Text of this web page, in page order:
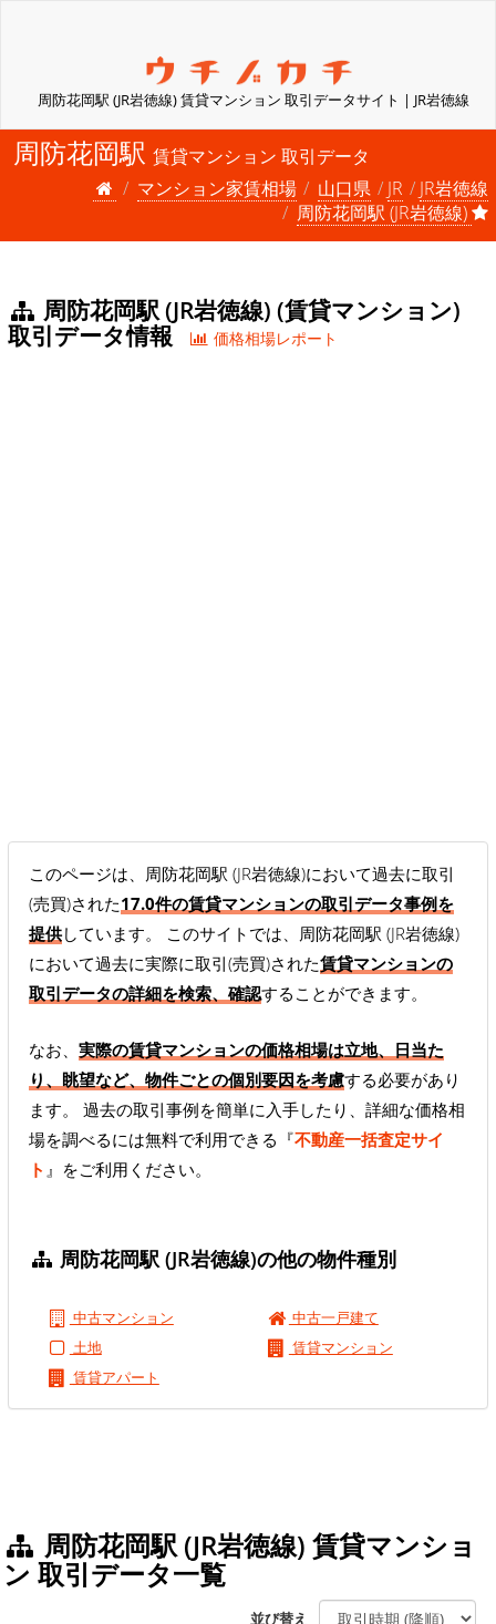
周防花岡駅 (JR岩徳線) 賃貸マンション 取引データサイト | JR岩徳線
周防花岡駅 賃貸マンション 取引データ
マンション家賃相場
山口県 JR
JR岩徳線
周防花岡駅 (JR岩徳線)
周防花岡駅 (JR岩徳線) (賃貸マンション)
取引データ情報
価格相場レポート
このページは、周防花岡駅 (JR岩徳線)において過去に取引
(売買)された17.0件の賃貸マンションの取引データ事例を
提供しています。 このサイトでは、周防花岡駅 (JR岩徳線)
において過去に実際に取引(売買)された賃貸マンションの
取引データの詳細を検索、確認することができます。
なお、 実際の賃貸マンションの価格相場は立地、日当た
り、眺望など、物件ごとの個別要因を考慮する必要があり
ます。 過去の取引事例を簡単に入手したり、詳細な価格相
場を調べるには無料で利用できる『不動産一括査定サイ
ト 』をご利用ください。
周防花岡駅 (JR岩徳線)の他の物件種別
中古マンション
中古一戸建て
土地
賃貸マンション
賃貸アパート
周防花岡駅 (JR岩徳線) 賃貸マンショ
ン 取引データ一覧
並び替え